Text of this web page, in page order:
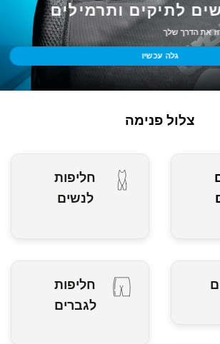
לתיקים ותרמילים
את הדרך שלך
גלה עכשיו
צלול פנימה
חליפות
לנשים
חליפות
לגברים